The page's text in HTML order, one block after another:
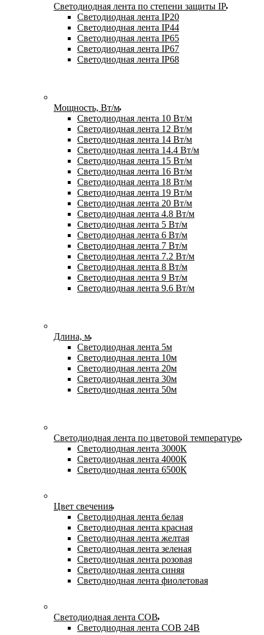
Светодиодная лента по степени защиты IP
Светодиодная лента IP20
Светодиодная лента IP44
Светодиодная лента IP65
Светодиодная лента IP67
Светодиодная лента IP68
Мощность, Вт/м
Светодиодная лента 10 Вт/м
Светодиодная лента 12 Вт/м
Светодиодная лента 14 Вт/м
Светодиодная лента 14.4 Вт/м
Светодиодная лента 15 Вт/м
Светодиодная лента 16 Вт/м
Светодиодная лента 18 Вт/м
Светодиодная лента 19 Вт/м
Светодиодная лента 20 Вт/м
Светодиодная лента 4.8 Вт/м
Светодиодная лента 5 Вт/м
Светодиодная лента 6 Вт/м
Светодиодная лента 7 Вт/м
Светодиодная лента 7.2 Вт/м
Светодиодная лента 8 Вт/м
Светодиодная лента 9 Вт/м
Светодиодная лента 9.6 Вт/м
Длина, м
Светодиодная лента 5м
Светодиодная лента 10м
Светодиодная лента 20м
Светодиодная лента 30м
Светодиодная лента 50м
Светодиодная лента по цветовой температуре
Светодиодная лента 3000К
Светодиодная лента 4000К
Светодиодная лента 6500К
Цвет свечения
Светодиодная лента белая
Светодиодная лента красная
Светодиодная лента желтая
Светодиодная лента зеленая
Светодиодная лента розовая
Светодиодная лента синяя
Светодиодная лента фиолетовая
Светодиодная лента COB
Светодиодная лента COB 24В